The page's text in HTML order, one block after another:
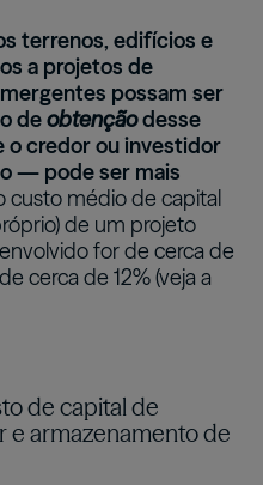
terrenos, edifícios e
a projetos de
possam ser
deobtençãodesse
credor ou investidor
— pode ser mais
custo médio de capital
de um projeto
for de cerca de
cerca de 12% (veja a
de capital de
e armazenamento de